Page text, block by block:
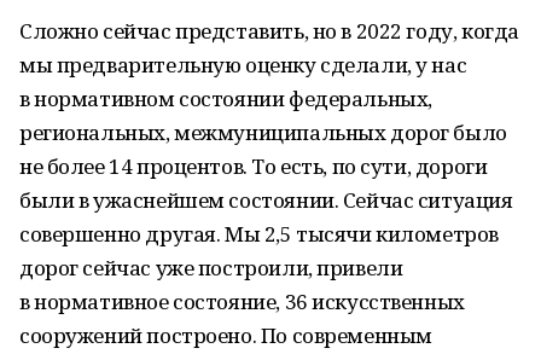
Сложно сейчас представить, но в 2022 году, когда
мы предварительную оценку сделали, у нас
в нормативном состоянии федеральных,
региональных, межмуниципальных дорог было
не более 14 процентов. То есть, по сути, дороги
были в ужаснейшем состоянии. Сейчас ситуация
совершенно другая. Мы 2,5 тысячи километров
дорог сейчас уже построили, привели
в нормативное состояние, 36 искусственных
сооружений построено. По современным